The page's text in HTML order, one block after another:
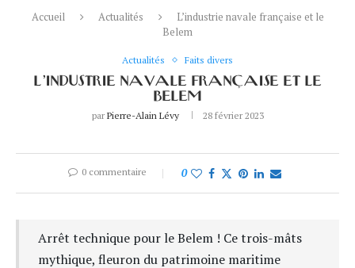
Accueil Actualités
L’industrie navale française et le
Belem
Actualités Faits divers
L’INDUSTRIE NAVALE FRANÇAISE ET LE
BELEM
par Pierre-Alain Lévy 28 février 2023
0 commentaire 0
Arrêt technique pour le Belem ! Ce trois-mâts
mythique, fleuron du patrimoine maritime